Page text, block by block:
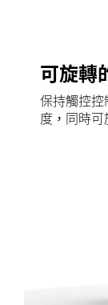
可旋轉
保持觸控控
度，同時可